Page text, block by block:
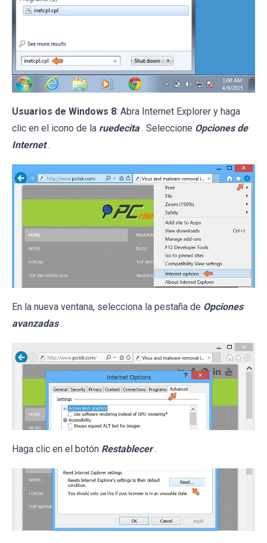
Usuarios de Windows 8: Abra Internet Explorer y haga
clic en el icono de la ruedecita . Seleccione Opciones de
Internet .
En la nueva ventana, selecciona la pestaña de Opciones
avanzadas .
Haga clic en el botón Restablecer .